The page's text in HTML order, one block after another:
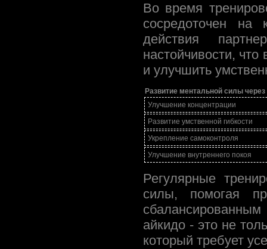
Во время
сосредоточен на
действия
настойчивости,
и улучшить
Развитие ментальной силы через
Улучшение концентрации
Развитие умственной гибкости
Укрепление самоконтроля
Улучшение внутреннего покоя
Регулярные
силы, помогая
айкидо - это не
который требует